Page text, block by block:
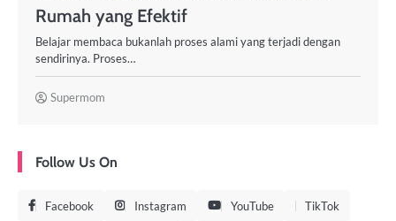
Rumah yang Efektif
Belajar membaca bukanlah proses alami yang terjadi dengan
sendirinya. Proses…
Supermom
Follow Us On
Facebook Instagram YouTube TikTok